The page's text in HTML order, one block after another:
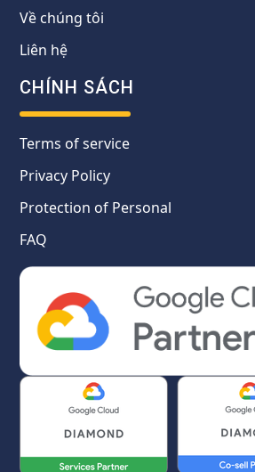
Về chúng tôi
Liên hệ
CHÍNH SÁCH
Terms of service
Privacy Policy
Protection of Personal
FAQ